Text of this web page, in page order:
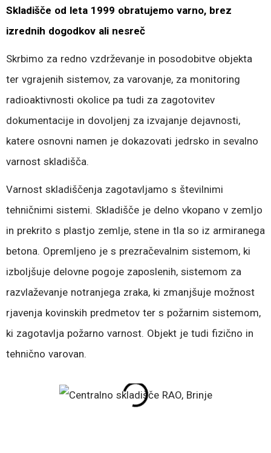
Skladišče od leta 1999 obratujemo varno, brez
izrednih dogodkov ali nesreč
Skrbimo za redno vzdrževanje in posodobitve objekta
ter vgrajenih sistemov, za varovanje, za monitoring
radioaktivnosti okolice pa tudi za zagotovitev
dokumentacije in dovoljenj za izvajanje dejavnosti,
katere osnovni namen je dokazovati jedrsko in sevalno
varnost skladišča.
Varnost skladiščenja zagotavljamo s številnimi
tehničnimi sistemi. Skladišče je delno vkopano v zemljo
in prekrito s plastjo zemlje, stene in tla so iz armiranega
betona. Opremljeno je s prezračevalnim sistemom, ki
izboljšuje delovne pogoje zaposlenih, sistemom za
razvlaževanje notranjega zraka, ki zmanjšuje možnost
rjavenja kovinskih predmetov ter s požarnim sistemom,
ki zagotavlja požarno varnost. Objekt je tudi fizično in
tehnično varovan.